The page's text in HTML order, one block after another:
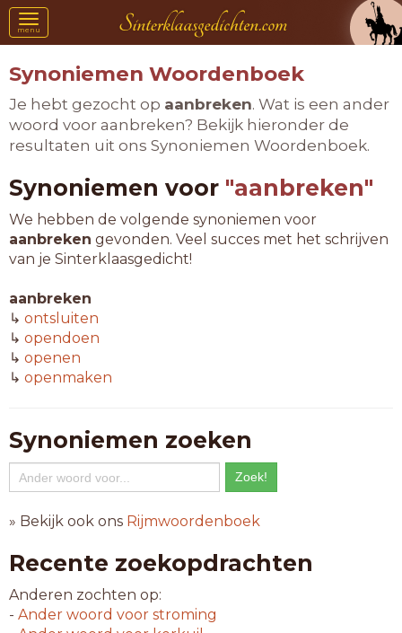
Toggle
navigation
menu
Synoniemen Woordenboek
Je hebt gezocht op aanbreken. Wat is een ander
woord voor aanbreken? Bekijk hieronder de
resultaten uit ons Synoniemen Woordenboek.
Synoniemen voor "aanbreken"
We hebben de volgende synoniemen voor
aanbreken gevonden. Veel succes met het schrijven
van je Sinterklaasgedicht!
aanbreken
↳ ontsluiten
↳ opendoen
↳ openen
↳ openmaken
Synoniemen zoeken
» Bekijk ook ons Rijmwoordenboek
Recente zoekopdrachten
Anderen zochten op:
- Ander woord voor stroming